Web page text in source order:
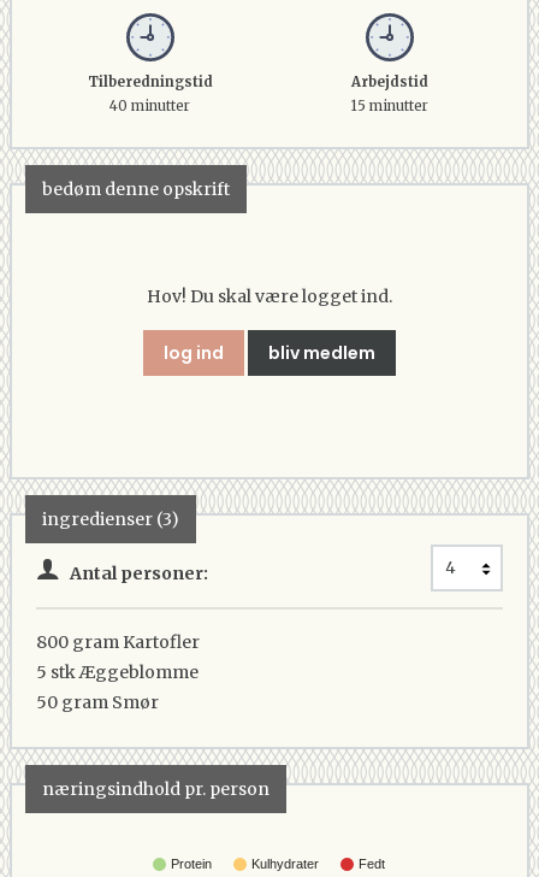
Tilberedningstid
40 minutter
Arbejdstid
15 minutter
bedøm denne opskrift
Hov! Du skal være logget ind.
log ind bliv medlem
ingredienser (3)
Antal personer:
800 gram Kartofler
5 stkÆggeblomme
50 gram Smør
næringsindhold pr. person
Protein Kulhydrater Fedt